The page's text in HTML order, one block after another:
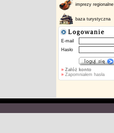
imprezy regionalne
baza turystyczna
E-mail
Hasło
» Załóż konto
»Zapomniałem hasła